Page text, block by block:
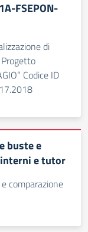
FSEPON-
di
Codice ID
buste e
e tutor
comparazione